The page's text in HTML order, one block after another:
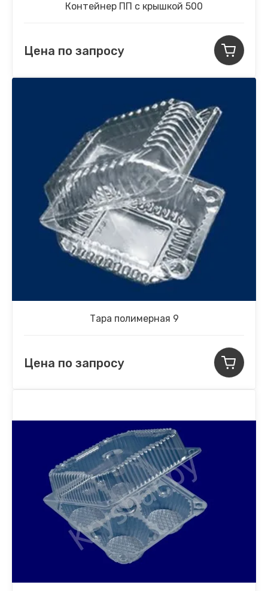
Контейнер ПП с крышкой 500
Цена по запросу
Тара полимерная 9
Цена по запросу